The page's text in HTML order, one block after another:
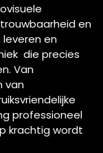
en
leveren en
die precies
Van
van
professioneel
krachtig wordt